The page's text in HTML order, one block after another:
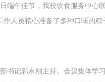
端午佳节，我校饮食服务中心
人员精心准备了多种口味的
书记郭永刚主持。会议集体学